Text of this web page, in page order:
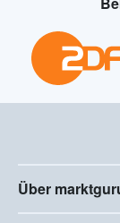
Über